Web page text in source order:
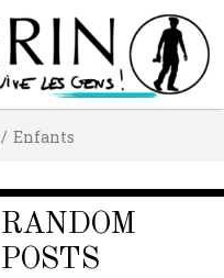
/ Enfants
RANDOM
POSTS